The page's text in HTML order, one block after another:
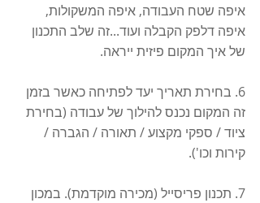
איפה שטח העבודה, איפה המשקולות,
איפה דלפק הקבלה ועוד...זה שלב התכנון
של איך המקום פיזית ייראה.
6. בחירת תאריך יעד לפתיחה כאשר בזמן
זה המקום נכנס להילוך של עבודה (בחירת
ציוד / ספקי מקצוע / תאורה / הגברה /
קירות וכו').
7. תכנון פריסייל (מכירה מוקדמת). במכון